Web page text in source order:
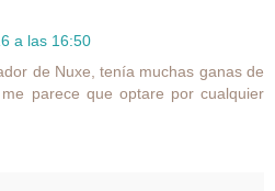
a las 16:50
de Nuxe, tenía muchas ganas de
parece que optare por cualquier